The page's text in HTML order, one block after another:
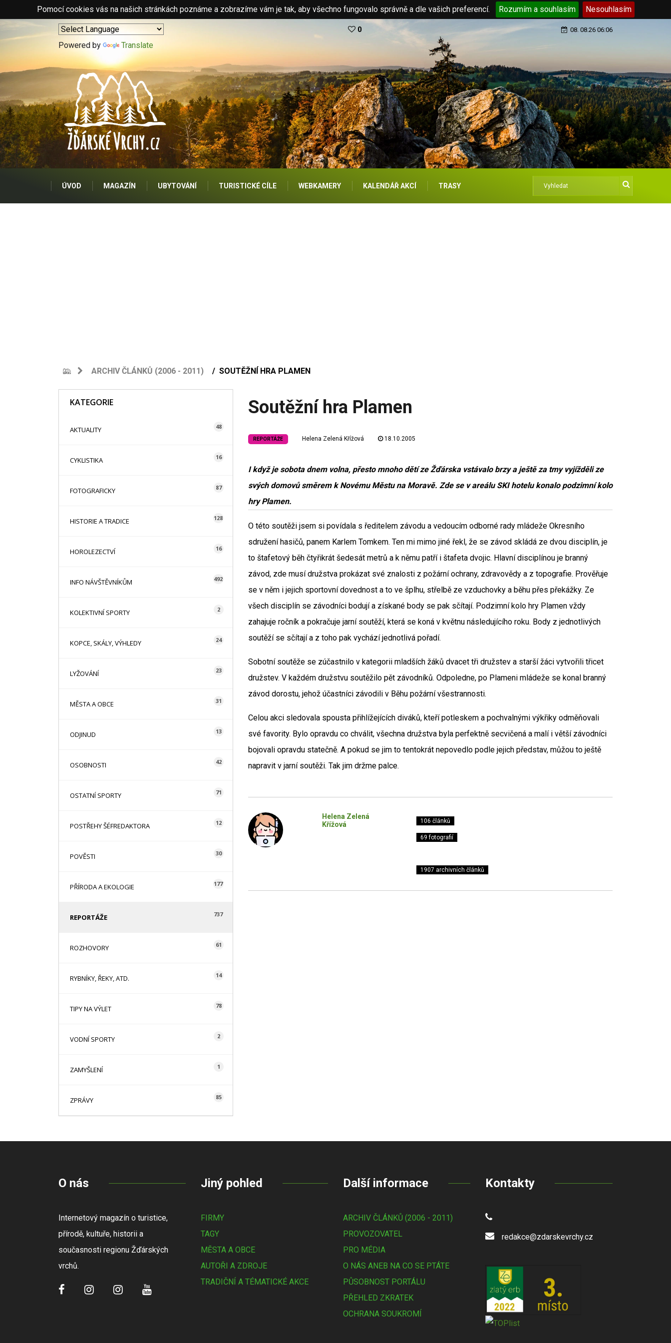
Pomocí cookies vás na našich stránkách poznáme a zobrazíme vám je tak, aby všechno fungovalo správně a dle vašich preferencí. Rozumím a souhlasím Nesouhlasím
Powered by Translate
0 08. 08.26 06:06
ÚVOD MAGAZÍN UBYTOVÁNÍ TURISTICKÉ CÍLE WEBKAMERY KALENDÁŘ AKCÍ TRASY
ARCHIV ČLÁNKŮ (2006 - 2011) SOUTĚŽNÍ HRA PLAMEN
KATEGORIE
AKTUALITY 48
CYKLISTIKA 16
FOTOGRAFICKY 87
HISTORIE A TRADICE 128
HOROLEZECTVÍ 16
INFO NÁVŠTĚVNÍKŮM 492
KOLEKTIVNÍ SPORTY 2
KOPCE, SKÁLY, VÝHLEDY 24
LYŽOVÁNÍ 23
MĚSTA A OBCE 31
ODJINUD 13
OSOBNOSTI 42
OSTATNÍ SPORTY 71
POSTŘEHY ŠÉFREDAKTORA 12
POVĚSTI 30
PŘÍRODA A EKOLOGIE 177
REPORTÁŽE 737
ROZHOVORY 61
RYBNÍKY, ŘEKY, ATD. 14
TIPY NA VÝLET 78
VODNÍ SPORTY 2
ZAMYŠLENÍ 1
ZPRÁVY 85
Soutěžní hra Plamen
REPORTÁŽE Helena Zelená Křížová 18.10.2005
I když je sobota dnem volna, přesto mnoho dětí ze Žďárska vstávalo brzy a ještě za tmy vyjížděli ze
svých domovů směrem k Novému Městu na Moravě. Zde se v areálu SKI hotelu konalo podzimní kolo
hry Plamen.
O této soutěži jsem si povídala s ředitelem závodu a vedoucím odborné rady mládeže Okresního
sdružení hasičů, panem Karlem Tomkem. Ten mi mimo jiné řekl, že se závod skládá ze dvou disciplín, je
to štafetový běh čtyřikrát šedesát metrů a k němu patří i štafeta dvojic. Hlavní disciplínou je branný
závod, zde musí družstva prokázat své znalosti z požární ochrany, zdravovědy a z topografie. Prověřuje
se v něm i jejich sportovní dovednost a to ve šplhu, střelbě ze vzduchovky a běhu přes překážky. Ze
všech disciplín se závodníci bodují a získané body se pak sčítají. Podzimní kolo hry Plamen vždy
zahajuje ročník a pokračuje jarní soutěží, která se koná v květnu následujícího roku. Body z jednotlivých
soutěží se sčítají a z toho pak vychází jednotlivá pořadí.
Sobotní soutěže se zúčastnilo v kategorii mladších žáků dvacet tři družstev a starší žáci vytvořili třicet
družstev. V každém družstvu soutěžilo pět závodníků. Odpoledne, po Plameni mládeže se konal branný
závod dorostu, jehož účastníci závodili v Běhu požární všestrannosti.
Celou akci sledovala spousta přihlížejících diváků, kteří potleskem a pochvalnými výkřiky odměňovali
své favority. Bylo opravdu co chválit, všechna družstva byla perfektně secvičená a malí i větší závodníci
bojovali opravdu statečně. A pokud se jim to tentokrát nepovedlo podle jejich představ, můžou to ještě
napravit v jarní soutěži. Tak jim držme palce.
Helena Zelená
Křížová
106 článků
69 fotografií
1907 archivních článků
O nás
Internetový magazín o turistice,
přírodě, kultuře, historii a
současnosti regionu Žďárských
vrchů.
Jiný pohled
FIRMY
TAGY
MĚSTA A OBCE
AUTOŘI A ZDROJE
TRADIČNÍ A TÉMATICKÉ AKCE
Další informace
ARCHIV ČLÁNKŮ (2006 - 2011)
PROVOZOVATEL
PRO MÉDIA
O NÁS ANEB NA CO SE PTÁTE
PŮSOBNOST PORTÁLU
PŘEHLED ZKRATEK
OCHRANA SOUKROMÍ
Kontakty
redakce@zdarskevrchy.cz